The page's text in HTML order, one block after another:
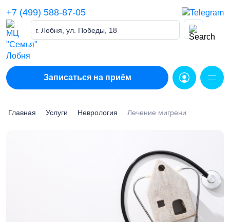
content
+7 (499) 588-87-05
г. Лобня, ул. Победы, 18
Записаться на приём
Главная Услуги Неврология Лечение мигрени